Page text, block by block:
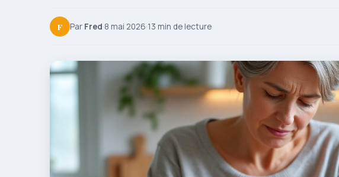
F Par Fred·8 mai 2026·13 min de lecture